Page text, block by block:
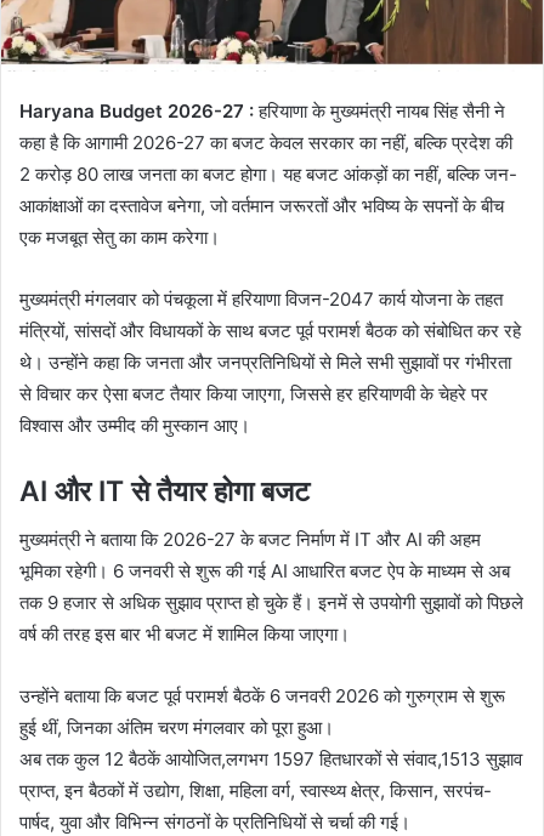
Haryana Budget 2026-27 :हरियाणा के मुख्यमंत्री नायब सिंह सैनी ने
कहा है कि आगामी 2026-27 का बजट केवल सरकार का नहीं, बल्कि प्रदेश की
2 करोड़ 80 लाख जनता का बजट होगा। यह बजट आंकड़ों का नहीं, बल्कि जन-
आकांक्षाओं का दस्तावेज बनेगा, जो वर्तमान जरूरतों और भविष्य के सपनों के बीच
एक मजबूत सेतु का काम करेगा।
मुख्यमंत्री मंगलवार को पंचकूला में हरियाणा विजन-2047 कार्य योजना के तहत
मंत्रियों, सांसदों और विधायकों के साथ बजट पूर्व परामर्श बैठक को संबोधित कर रहे
थे। उन्होंने कहा कि जनता और जनप्रतिनिधियों से मिले सभी सुझावों पर गंभीरता
से विचार कर ऐसा बजट तैयार किया जाएगा, जिससे हर हरियाणवी के चेहरे पर
विश्वास और उम्मीद की मुस्कान आए।
AI और IT से तैयार होगा बजट
मुख्यमंत्री ने बताया कि 2026-27 के बजट निर्माण में IT और AI की अहम
भूमिका रहेगी। 6 जनवरी से शुरू की गई AI आधारित बजट ऐप के माध्यम से अब
तक 9 हजार से अधिक सुझाव प्राप्त हो चुके हैं। इनमें से उपयोगी सुझावों को पिछले
वर्ष की तरह इस बार भी बजट में शामिल किया जाएगा।
उन्होंने बताया कि बजट पूर्व परामर्श बैठकें 6 जनवरी 2026 को गुरुग्राम से शुरू
हुई थीं, जिनका अंतिम चरण मंगलवार को पूरा हुआ।
अब तक कुल 12 बैठकें आयोजित,लगभग 1597 हितधारकों से संवाद,1513 सुझाव
प्राप्त, इन बैठकों में उद्योग, शिक्षा, महिला वर्ग, स्वास्थ्य क्षेत्र, किसान, सरपंच-
पार्षद, युवा और विभिन्न संगठनों के प्रतिनिधियों से चर्चा की गई।